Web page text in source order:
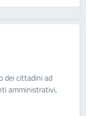
dei cittadini ad
amministrativi,